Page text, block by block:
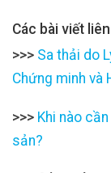
Các bài viết
>>> Sa thải do
Chứng minh và
>>> Khi nào
sản?